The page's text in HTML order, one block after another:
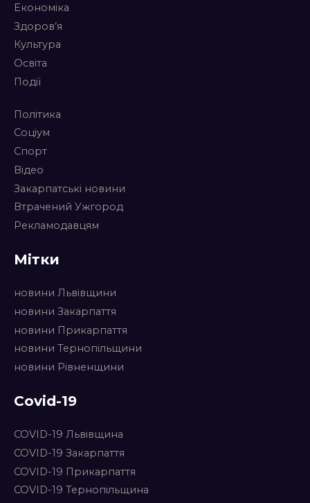
Економіка
Здоров’я
Культура
Освіта
Події
Політика
Соціум
Спорт
Відео
Закарпатські новини
Втрачений Ужгород
Рекламодавцям
Мітки
новини Львівщини
новини Закарпаття
новини Прикарпаття
новини Тернопільщини
новини Рівненщини
Covid-19
COVID-19 Львівщина
COVID-19 Закарпаття
COVID-19 Прикарпаття
COVID-19 Тернопільщина